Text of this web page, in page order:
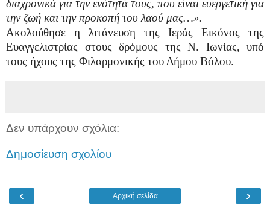
διαχρονικά για την ενότητά τους, που είναι ευεργετική για
την ζωή και την προκοπή του λαού μας…».
Ακολούθησε η λιτάνευση της Ιεράς Εικόνος της
Ευαγγελιστρίας στους δρόμους της Ν. Ιωνίας, υπό
τους ήχους της Φιλαρμονικής του Δήμου Βόλου.
Δεν υπάρχουν σχόλια:
Δημοσίευση σχολίου
‹ ›
Αρχική σελίδα